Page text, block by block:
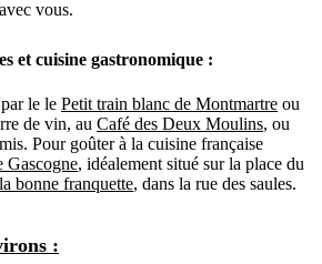
vous.
et cuisine gastronomique :
par le le Petit train blanc de Montmartre ou
de vin, au Café des Deux Moulins, ou
. Pour goûter à la cuisine française
Gascogne, idéalement situé sur la place du
bonne franquette, dans la rue des saules.
: